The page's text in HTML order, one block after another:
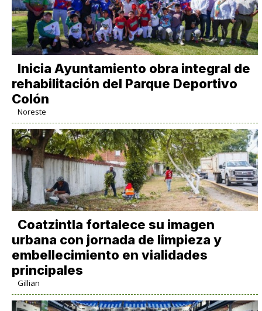
Inicia Ayuntamiento obra integral de
rehabilitación del Parque Deportivo
Colón
Noreste
Coatzintla fortalece su imagen
urbana con jornada de limpieza y
embellecimiento en vialidades
principales
Gillian